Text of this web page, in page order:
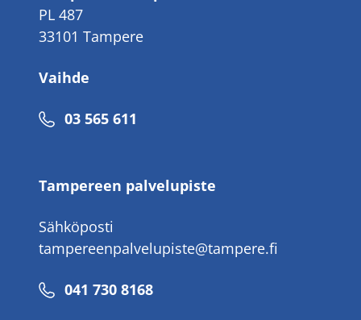
PL 487
33101 Tampere
Vaihde
Puhelinnumero
03 565 611
Tampereen palvelupiste
Sähköposti
tampereenpalvelupiste@tampere.fi
Puhelinnumero
041 730 8168